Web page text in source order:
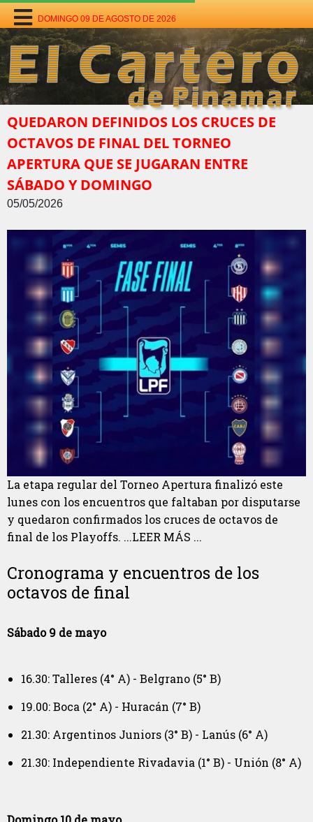
DOMINGO 09 DE AGOSTO DE 2026
QUEDARON DEFINIDOS LOS CRUCES DE
OCTAVOS DE FINAL DEL TORNEO
APERTURA QUE SE JUGARAN ENTRE
SÁBADO Y DOMINGO
05/05/2026
La etapa regular del Torneo Apertura finalizó este
lunes con los encuentros que faltaban por disputarse
y quedaron confirmados los cruces de octavos de
final de los Playoffs. ...LEER MÁS ...
Cronograma y encuentros de los
octavos de final
Sábado 9 de mayo
16.30: Talleres (4° A) - Belgrano (5° B)
19.00: Boca (2° A) - Huracán (7° B)
21.30: Argentinos Juniors (3° B) - Lanús (6° A)
21.30: Independiente Rivadavia (1° B) - Unión (8° A)